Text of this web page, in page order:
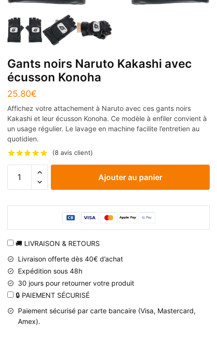
Gants noirs Naruto Kakashi avec
écusson Konoha
25.80€
Affichez votre attachement à Naruto avec ces gants noirs
Kakashi et leur écusson Konoha. Ce modèle à enfiler convient à
un usage régulier. Le lavage en machine facilite l’entretien au
quotidien.
(8 avis client)
Gants
noirs
Kakashi
avec
Konoha
Ajouter au panier
🚚 LIVRAISON & RETOURS
Livraison offerte dès 40€ d’achat
Expédition sous 48h
30 jours pour retourner votre produit
🔒 PAIEMENT SÉCURISÉ
Paiement sécurisé par carte bancaire (Visa, Mastercard,
Amex).